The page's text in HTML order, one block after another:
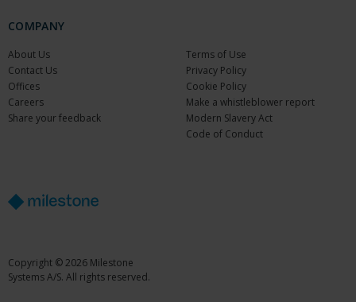
COMPANY
About Us
Contact Us
Offices
Careers
Share your feedback
Terms of Use
Privacy Policy
Cookie Policy
Make a whistleblower report
Modern Slavery Act
Code of Conduct
Copyright © 2026 Milestone
Systems A/S. All rights reserved.